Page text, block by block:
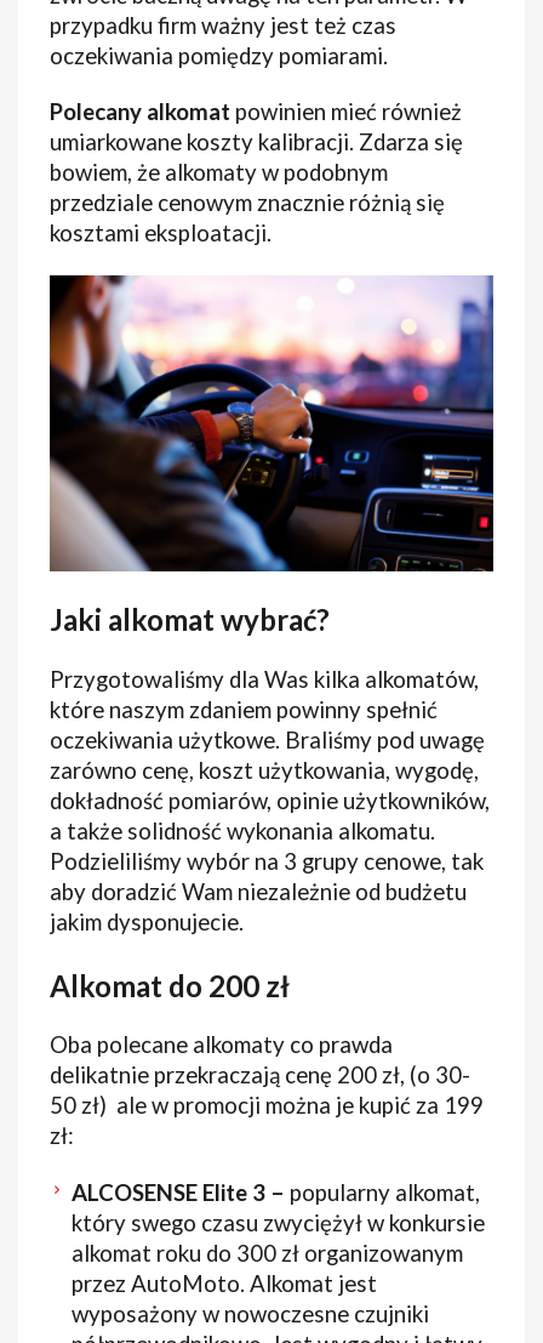
przypadku firm ważny jest też czas
oczekiwania pomiędzy pomiarami.
Polecany alkomat powinien mieć również
umiarkowane koszty kalibracji. Zdarza się
bowiem, że alkomaty w podobnym
przedziale cenowym znacznie różnią się
kosztami eksploatacji.
Jaki alkomat wybrać?
Przygotowaliśmy dla Was kilka alkomatów,
które naszym zdaniem powinny spełnić
oczekiwania użytkowe. Braliśmy pod uwagę
zarówno cenę, koszt użytkowania, wygodę,
dokładność pomiarów, opinie użytkowników,
a także solidność wykonania alkomatu.
Podzieliliśmy wybór na 3 grupy cenowe, tak
aby doradzić Wam niezależnie od budżetu
jakim dysponujecie.
Alkomat do 200 zł
Oba polecane alkomaty co prawda
delikatnie przekraczają cenę 200 zł, (o 30-
50 zł) ale w promocji można je kupić za 199
zł:
ALCOSENSE Elite 3 – popularny alkomat,
który swego czasu zwyciężył w konkursie
alkomat roku do 300 zł organizowanym
przez AutoMoto. Alkomat jest
wyposażony w nowoczesne czujniki